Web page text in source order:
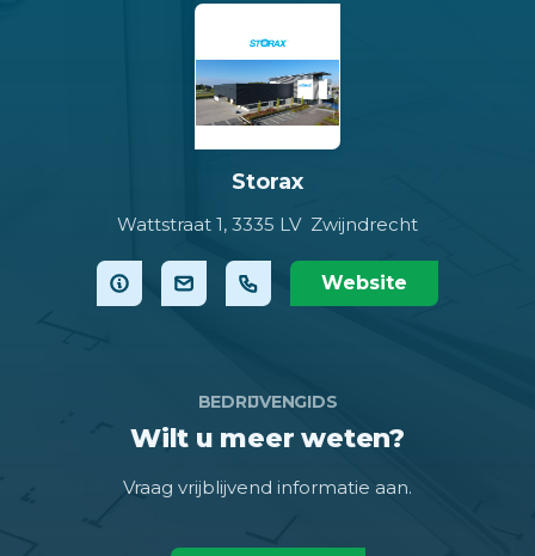
Storax
Wattstraat 1, 3335 LV Zwijndrecht
Website
BEDRIJVENGIDS
Wilt u meer weten?
Vraag vrijblijvend informatie aan.